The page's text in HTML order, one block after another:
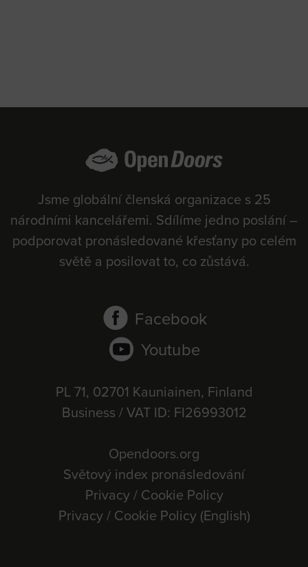
Jsme globální členská organizace s 25
národními kancelářemi. Sdílíme jedno poslání –
podporovat pronásledované křesťany po celém
světě a posilovat to, co zůstává.
Facebook
Youtube
PL 71, 02701 Kauniainen, Finland
Business / VAT ID: FI26993012
Opendoors.org
Světový index pronásledování
Privacy / Cookie Policy
Privacy / Cookie Policy (English)